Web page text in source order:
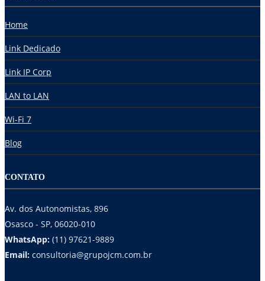
Home
Link Dedicado
Link IP Corp
LAN to LAN
Wi-Fi 7
Blog
CONTATO
Av. dos Autonomistas, 896
Osasco - SP, 06020-010
WhatsApp: (11) 97621-9889
Email: consultoria@grupojcm.com.br